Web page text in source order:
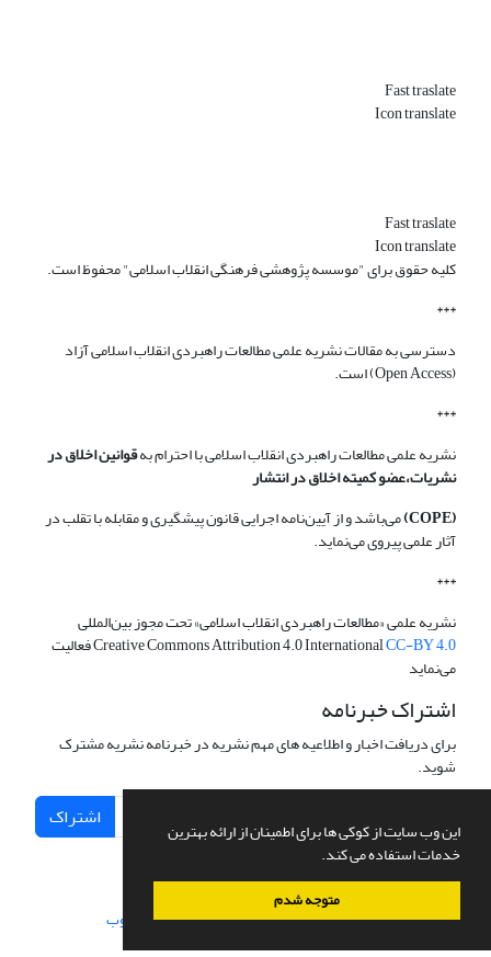
این وب سایت از کوکی ها برای اطمینان از ارائه بهترین
خدمات استفاده می کند.
متوجه شدم
Fast traslate
Icon translate
Fast traslate
Icon translate
کلیه حقوق برای "موسسه پژوهشی فرهنگی انقلاب اسلامی" محفوظ است.
***
دسترسی به مقالات نشریه علمی مطالعات راهبردی انقلاب اسلامی آزاد
(Open Access) است.
***
نشریه علمی مطالعات راهبردی انقلاب اسلامی با احترام بهقوانین اخلاق در
نشریات،عضو کمیته اخلاق در انتشار
(COPE)
می‌باشد و از آیین‌نامه اجرایی قانون پیشگیری و مقابله با تقلب در
آثار علمی پیروی می‌نماید.
***
نشریه علمی «مطالعات راهبردی انقلاب اسلامی» تحت مجوز بین‌المللی
Creative Commons Attribution 4.0 InternationalCC-BY 4.0 فعالیت
می‌نماید
اشتراک خبرنامه
برای دریافت اخبار و اطلاعیه های مهم نشریه در خبرنامه نشریه مشترک
شوید.
اشتراک
سامانه مدیریت نشریات علمی.طراحی و پیاده سازی از سیناوب